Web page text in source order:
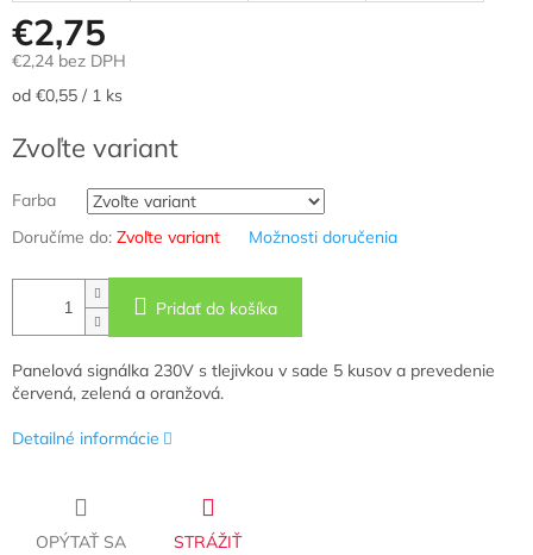
€2,75
€2,24 bez DPH
Jednotková
od €0,55 / 1 ks
Zvoľte variant
Farba
Doručíme do: Zvoľte variant Možnosti doručenia
Pridať do košíka
Panelová signálka 230V s tlejivkou v sade 5 kusov a prevedenie
červená, zelená a oranžová.
Detailné informácie
OPÝTAŤ SA STRÁŽIŤ